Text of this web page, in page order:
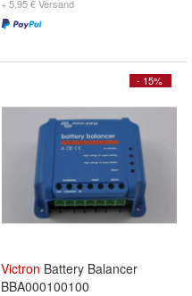
+ 5,95 € Versand
- 15%
Victron Battery Balancer
BBA000100100